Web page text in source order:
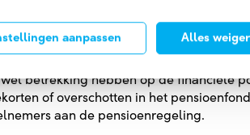
aanpassen Alles
stelt jaarlijks de kostendekkende
jaar. De kostendekkende premie
in het betreffende jaar, de risicopremies,
bevat derhalve geen elementen
betrekking hebben op de financiële
of overschotten in het
aan de pensioenregeling.